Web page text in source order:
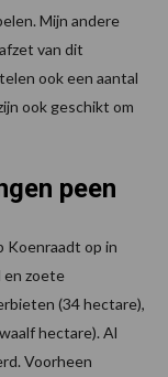
Mijn andere
van dit
ook een aantal
ook geschikt om
peen
Koenraadt op in
en zoete
(34 hectare),
hectare). Al
Voorheen